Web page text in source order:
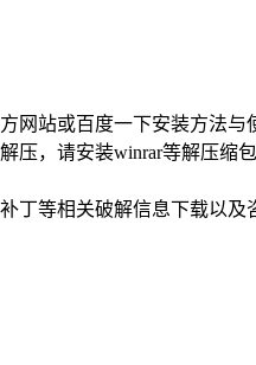
网站或百度一下安装方法与
，请安装winrar等解压缩包
丁等相关破解信息下载以及